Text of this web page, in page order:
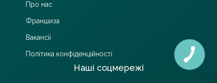
Про нас
Франшиза
Вакансії
Політика конфіденційності
Наші соцмережі